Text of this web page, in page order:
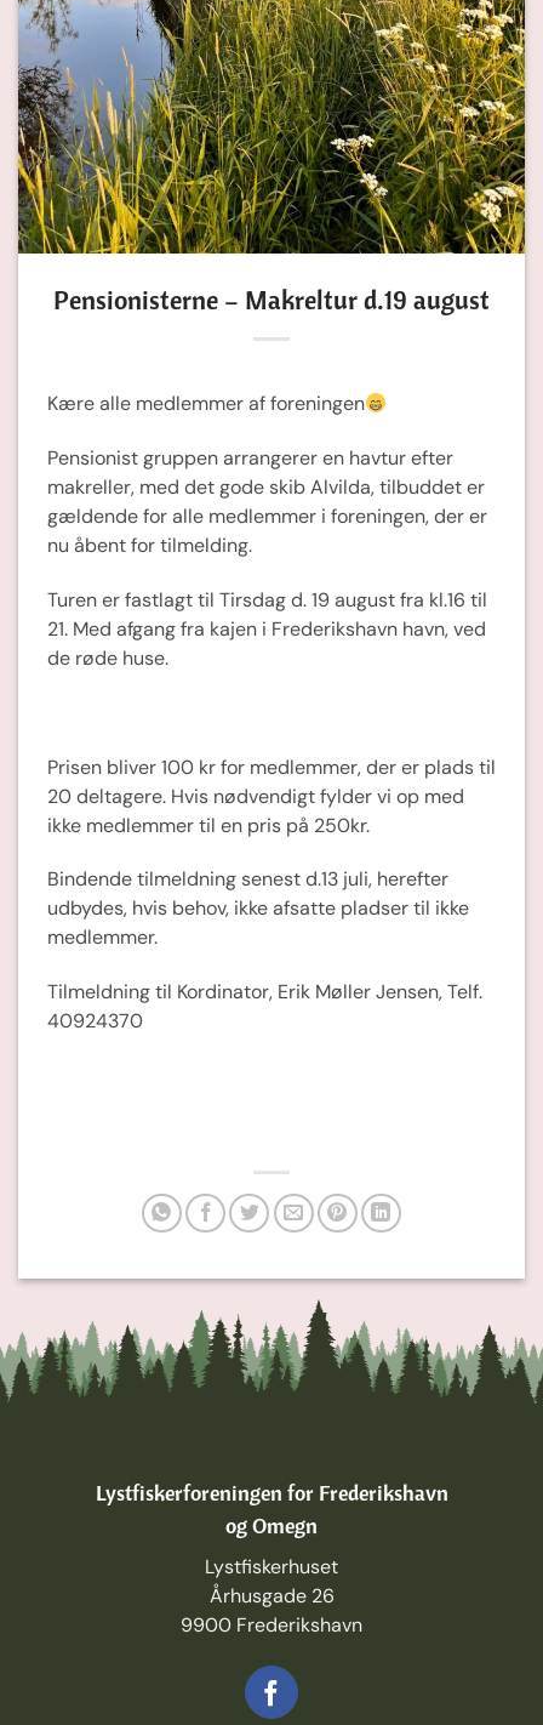
Pensionisterne – Makreltur d.19 august
Kære alle medlemmer af foreningen
Pensionist gruppen arrangerer en havtur efter
makreller, med det gode skib Alvilda, tilbuddet er
gældende for alle medlemmer i foreningen, der er
nu åbent for tilmelding.
Turen er fastlagt til Tirsdag d. 19 august fra kl.16 til
21. Med afgang fra kajen i Frederikshavn havn, ved
de røde huse.
Prisen bliver 100 kr for medlemmer, der er plads til
20 deltagere. Hvis nødvendigt fylder vi op med
ikke medlemmer til en pris på 250kr.
Bindende tilmeldning senest d.13 juli, herefter
udbydes, hvis behov, ikke afsatte pladser til ikke
medlemmer.
Tilmeldning til Kordinator, Erik Møller Jensen, Telf.
40924370
Lystfiskerforeningen for Frederikshavn
og Omegn
Lystfiskerhuset
Århusgade 26
9900 Frederikshavn